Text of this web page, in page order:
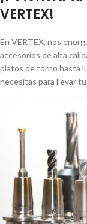
VERTEX!
En VERTEX, nos
accesorios de alta
platos de torno hasta
necesitas para llevar